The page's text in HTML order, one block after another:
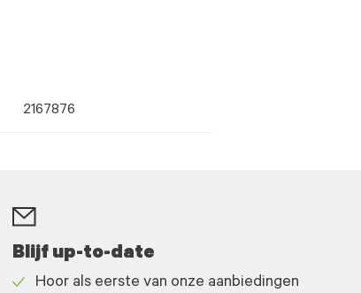
2167876
Blijf up-to-date
Hoor als eerste van onze aanbiedingen